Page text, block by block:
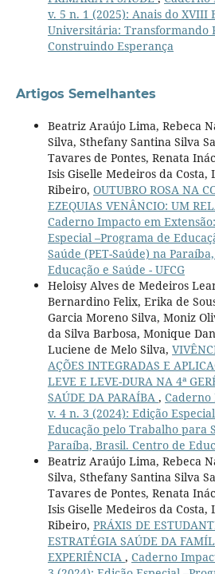
v. 5 n. 1 (2025): Anais do XVIII
Universitária: Transformando
Construindo Esperança
Artigos Semelhantes
Beatriz Araújo Lima, Rebeca
Silva, Sthefany Santina Silva
Tavares de Pontes, Renata
Isis Giselle Medeiros da Costa,
Ribeiro, OUTUBRO ROSA NA
EZEQUIAS VENÂNCIO: UM
Caderno Impacto em
Especial –Programa de
Saúde (PET-Saúde) na
Educação e Saúde - UFCG
Heloisy Alves de Medeiros
Bernardino Felix, Erika de
Garcia Moreno Silva, Moniz
da Silva Barbosa, Monique
Luciene de Melo Silva,
AÇÕES INTEGRADAS E
LEVE E LEVE-DURA NA 4ª
SAÚDE DA PARAÍBA , Caderno
v. 4 n. 3 (2024): Edição
Educação pelo Trabalho para
Paraíba, Brasil. Centro de
Beatriz Araújo Lima, Rebeca
Silva, Sthefany Santina Silva
Tavares de Pontes, Renata
Isis Giselle Medeiros da Costa,
Ribeiro, PRÁXIS DE
ESTRATÉGIA SAÚDE DA
EXPERIÊNCIA , Caderno